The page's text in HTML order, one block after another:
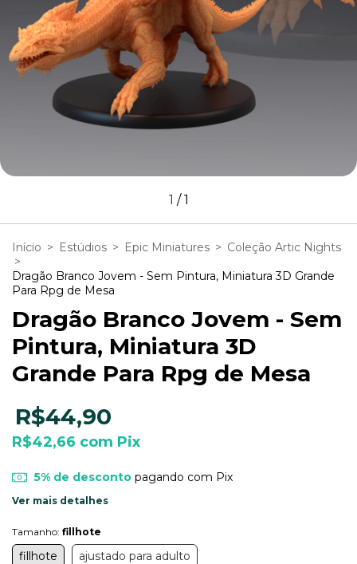
1 /1
Início > Estúdios > Epic Miniatures > Coleção Artic Nights
>
Dragão Branco Jovem - Sem Pintura, Miniatura 3D Grande
Para Rpg de Mesa
Dragão Branco Jovem - Sem
Pintura, Miniatura 3D
Grande Para Rpg de Mesa
R$44,90
R$42,66 com Pix
5% de descontopagando com Pix
Ver mais detalhes
Tamanho: fillhote
fillhote ajustado para adulto